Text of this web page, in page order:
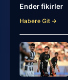
Ender fikirler
Habere Git →